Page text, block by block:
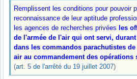
Remplissent les conditions pour pouvoir
reconnaissance de leur aptitude
les agences de recherches privées les
de l'armée de l'air qui ont servi,
dans les commandos parachutistes
air au commandement des opérations
(art. 5 de l'arrêté du 19 juillet 2007)